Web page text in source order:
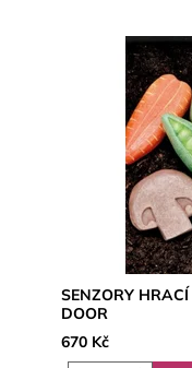
SENZORY
DOOR
670 Kč